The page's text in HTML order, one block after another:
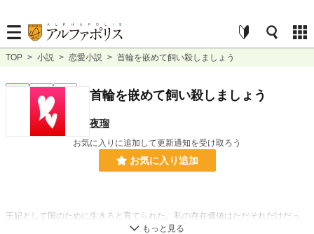
TOP > 小説 > 恋愛小説 > 首輪を嵌めて飼い殺しましょう
完結 短編 首輪を嵌めて飼い殺しましょう
夜瑠
お気に入りに追加して更新通知を受け取ろう
お気に入り追加
王妃として国のために生きろと育てられた。私の存在価値はただそれだけだっ
た。なのにそれすらも奪われてしまった。